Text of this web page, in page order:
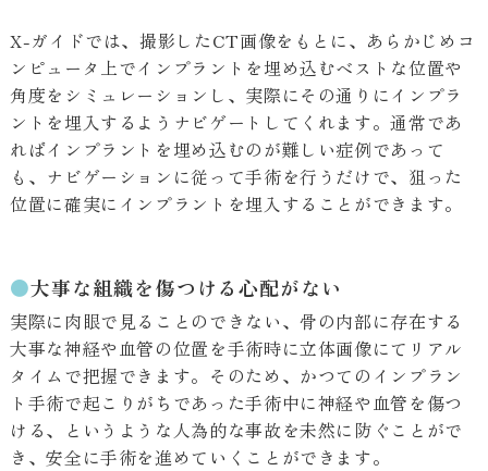
X-ガイドでは、撮影したCT画像をもとに、あらかじめコ
ンピュータ上でインプラントを埋め込むベストな位置や
角度をシミュレーションし、実際にその通りにインプラ
ントを埋入するようナビゲートしてくれます。通常であ
ればインプラントを埋め込むのが難しい症例であって
も、ナビゲーションに従って手術を行うだけで、狙った
位置に確実にインプラントを埋入することができます。
●大事な組織を傷つける心配がない
実際に肉眼で見ることのできない、骨の内部に存在する
大事な神経や血管の位置を手術時に立体画像にてリアル
タイムで把握できます。そのため、かつてのインプラン
ト手術で起こりがちであった手術中に神経や血管を傷つ
ける、というような人為的な事故を未然に防ぐことがで
き、安全に手術を進めていくことができます。